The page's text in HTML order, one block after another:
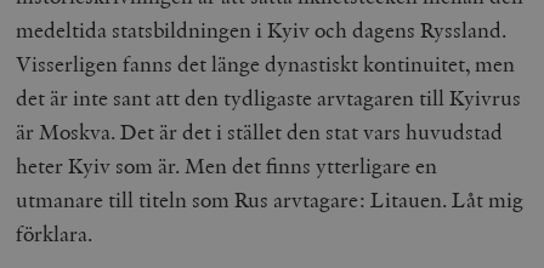
medeltida statsbildningen i Kyiv och dagens Ryssland.
Visserligen fanns det länge dynastiskt kontinuitet, men
det är inte sant att den tydligaste arvtagaren till Kyivrus
är Moskva. Det är det i stället den stat vars huvudstad
heter Kyiv som är. Men det finns ytterligare en
utmanare till titeln som Rus arvtagare: Litauen. Låt mig
förklara.